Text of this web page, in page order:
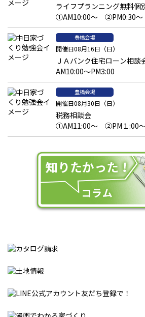
ライフプランニング無料個
①AM10:00～ ②PM0:30
豊橋会場
開催日08月16日（日）
ＪＡバンク住宅ローン相談
AM10:00～PM3:00
豊橋会場
開催日08月30日（日）
税務相談会
①AM11:00～ ②PM１:00
④PM3：00～